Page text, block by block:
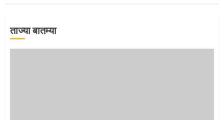
ताज्या बातम्या